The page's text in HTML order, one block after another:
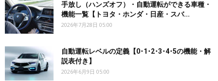
手放し（ハンズオフ）・自動運転ができる車種・
機能一覧【トヨタ・ホンダ・日産・スバ...
2026年7月28日 05:00
自動運転レベルの定義【0･1･2･3･4･5の機能・解
説表付き】
2026年6月9日 05:00